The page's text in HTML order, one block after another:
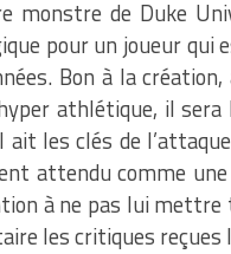
monstre de Duke
pour un joueur qui
Bon à la
athlétique, il sera
ait les clés de
attendu comme
à ne pas lui mettre
les critiques reçues